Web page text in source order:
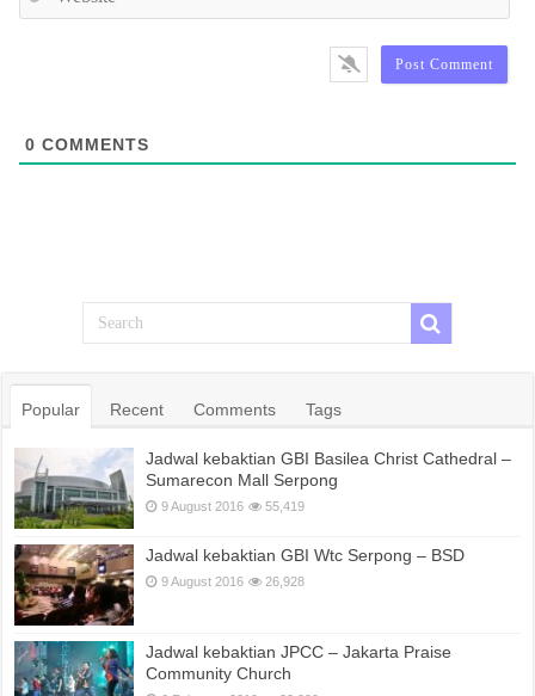
0 COMMENTS
Popular Recent Comments Tags
Jadwal kebaktian GBI Basilea Christ Cathedral –
Sumarecon Mall Serpong
9 August 2016 55,419
Jadwal kebaktian GBI Wtc Serpong – BSD
9 August 2016 26,928
Jadwal kebaktian JPCC – Jakarta Praise
Community Church